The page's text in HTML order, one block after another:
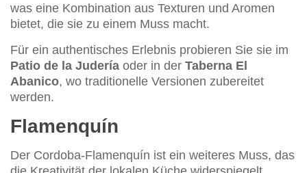
was eine Kombination aus Texturen und Aromen
bietet, die sie zu einem Muss macht.
Für ein authentisches Erlebnis probieren Sie sie im
Patio de la Judería oder in der Taberna El
Abanico, wo traditionelle Versionen zubereitet
werden.
Flamenquín
Der Cordoba-Flamenquín ist ein weiteres Muss, das